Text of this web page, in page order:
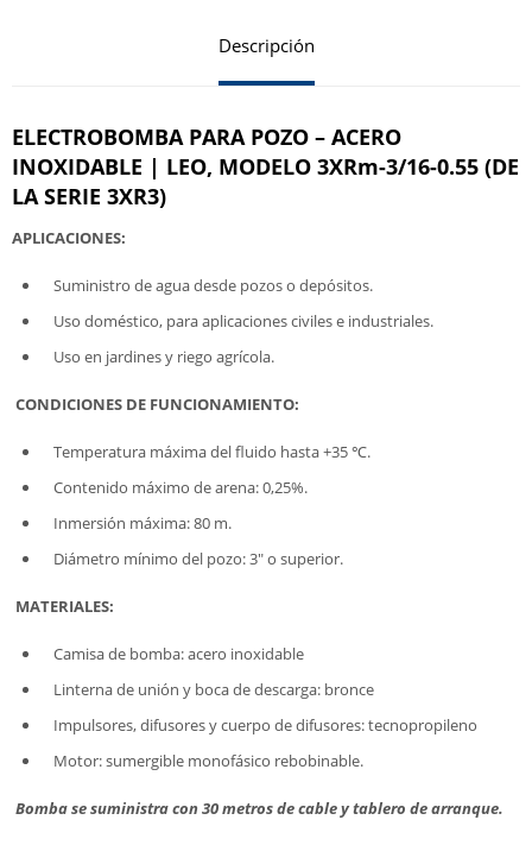
Descripción
ELECTROBOMBA PARA POZO – ACERO
INOXIDABLE | LEO, MODELO 3XRm-3/16-0.55 (DE
LA SERIE 3XR3)
APLICACIONES:
Suministro de agua desde pozos o depósitos.
Uso doméstico, para aplicaciones civiles e industriales.
Uso en jardines y riego agrícola.
CONDICIONES DE FUNCIONAMIENTO:
Temperatura máxima del fluido hasta +35 ℃.
Contenido máximo de arena: 0,25%.
Inmersión máxima: 80 m.
Diámetro mínimo del pozo: 3" o superior.
MATERIALES:
Camisa de bomba: acero inoxidable
Linterna de unión y boca de descarga: bronce
Impulsores, difusores y cuerpo de difusores: tecnopropileno
Motor: sumergible monofásico rebobinable.
Bomba se suministra con 30 metros de cable y tablero de arranque.